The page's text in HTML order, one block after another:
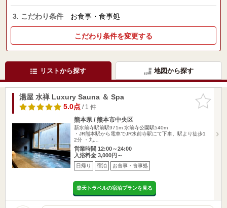
3. こだわり条件 お食事・食事処
こだわり条件を変更する
リストから探す 地図から探す
お気に入
りに追加
湯屋 水禅 Luxury Sauna ＆ Spa
5.0点/ 1 件
熊本県 / 熊本市中央区
新水前寺駅前駅971m 水前寺公園駅540m
・JR熊本駅から電車でJR水前寺駅にて下車、駅より徒歩1
2分 ・九…
営業時間 12:00～24:00
入浴料金 3,000円～
日帰り 宿泊 お食事・食事処
楽天トラベルの宿泊プランを見る